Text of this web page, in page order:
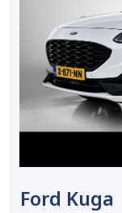
Ford Kuga